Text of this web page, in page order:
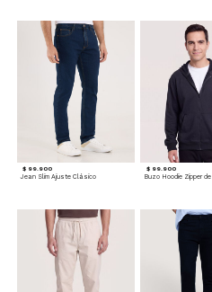
$ 99.900
Jean Slim Ajuste Clásico
$ 99.900